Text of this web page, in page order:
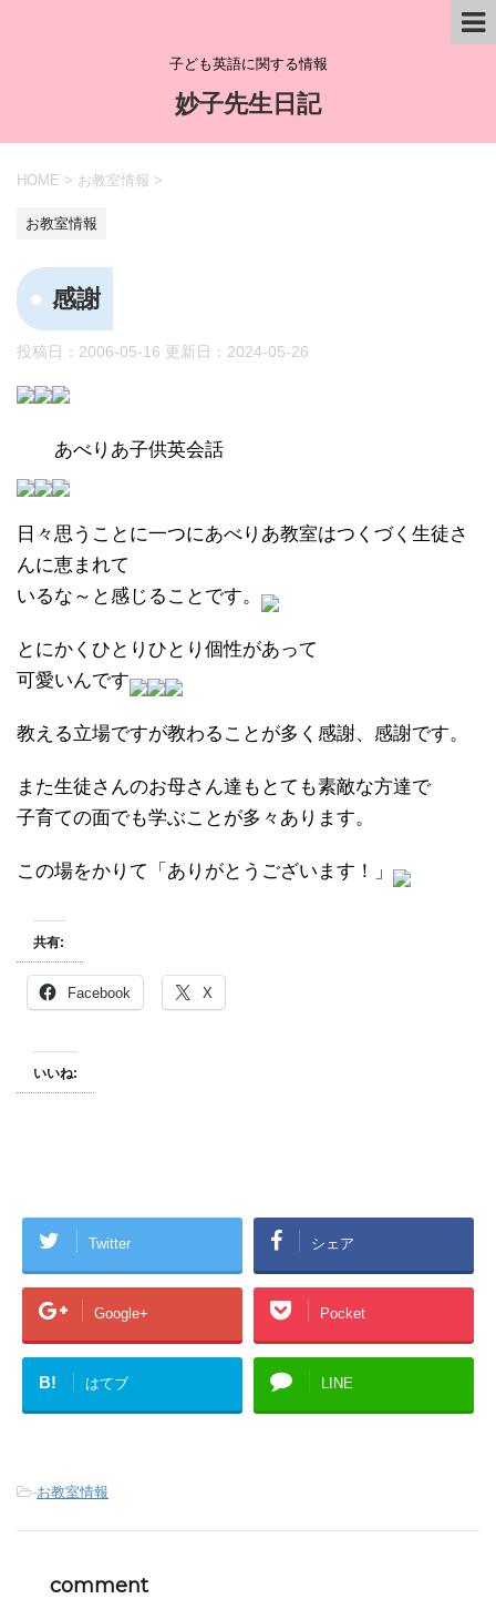
子ども英語に関する情報
妙子先生日記
HOME > お教室情報 >
お教室情報
感謝
投稿日：2006-05-16 更新日： 2024-05-26
あべりあ子供英会話
日々思うことに一つにあべりあ教室はつくづく生徒さ
んに恵まれて
いるな～と感じることです。
とにかくひとりひとり個性があって
可愛いんです
教える立場ですが教わることが多く感謝、感謝です。
また生徒さんのお母さん達もとても素敵な方達で
子育ての面でも学ぶことが多々あります。
この場をかりて「ありがとうございます！」
共有:
Facebook X
いいね:
Twitter シェア
Google+ Pocket
B! はてブ LINE
-お教室情報
comment